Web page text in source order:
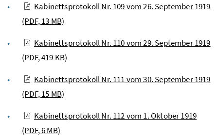
Kabinettsprotokoll Nr. 109 vom 26. September 1919
(PDF, 13 MB)
Kabinettsprotokoll Nr. 110 vom 29. September 1919
(PDF, 419 KB)
Kabinettsprotokoll Nr. 111 vom 30. September 1919
(PDF, 15 MB)
Kabinettsprotokoll Nr. 112 vom 1. Oktober 1919
(PDF, 6 MB)